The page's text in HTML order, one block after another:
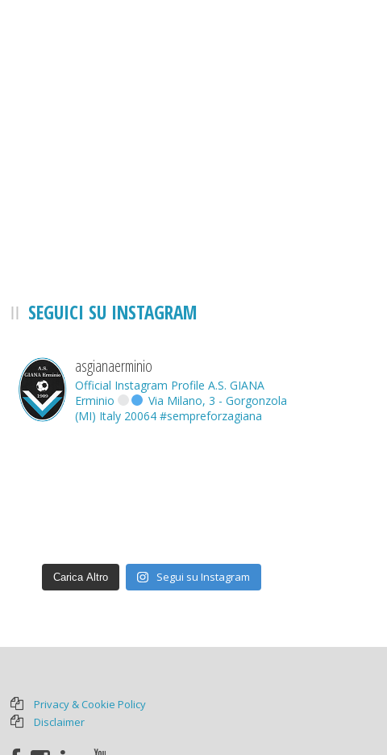
SEGUICI SU INSTAGRAM
asgianaerminio
Official Instagram Profile A.S. GIANA
Erminio
Via Milano, 3 - Gorgonzola
(MI) Italy 20064 #sempreforzagiana
Carica Altro Segui su Instagram
Privacy & Cookie Policy
Disclaimer